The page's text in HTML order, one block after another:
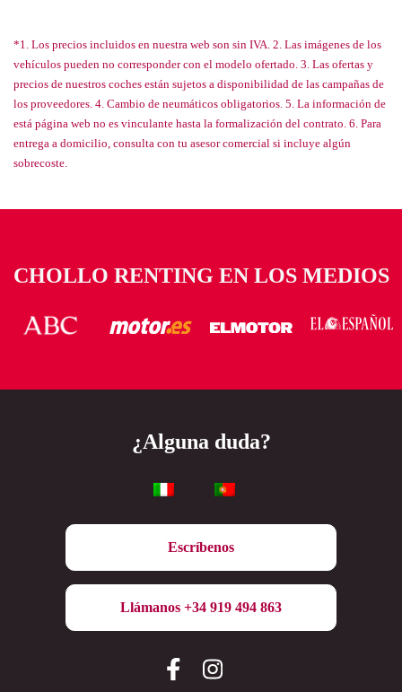
*1. Los precios incluidos en nuestra web son sin IVA. 2. Las imágenes de los
vehículos pueden no corresponder con el modelo ofertado. 3. Las ofertas y
precios de nuestros coches están sujetos a disponibilidad de las campañas de
los proveedores. 4. Cambio de neumáticos obligatorios. 5. La información de
está página web no es vinculante hasta la formalización del contrato. 6. Para
entrega a domicilio, consulta con tu asesor comercial si incluye algún
sobrecoste.
CHOLLO RENTING EN LOS MEDIOS
¿Alguna duda?
Escríbenos
Llámanos +34 919 494 863